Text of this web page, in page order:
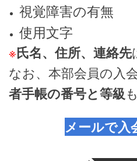
視覚障害の有無
使用文字
※氏名、住所、連絡先
なお、本部会員の入
者手帳の番号と等級も
メールで入